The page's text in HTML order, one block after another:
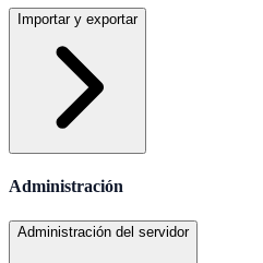
Importar y exportar
Administración
Administración del servidor